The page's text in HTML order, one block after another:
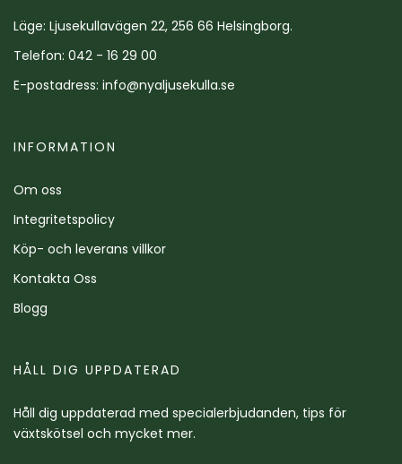
Läge: Ljusekullavägen 22, 256 66 Helsingborg.
Telefon: 042 - 16 29 00
E-postadress: info@nyaljusekulla.se
INFORMATION
Om oss
Integritetspolicy
Köp- och leverans villkor
Kontakta Oss
Blogg
HÅLL DIG UPPDATERAD
Håll dig uppdaterad med specialerbjudanden, tips för
växtskötsel och mycket mer.